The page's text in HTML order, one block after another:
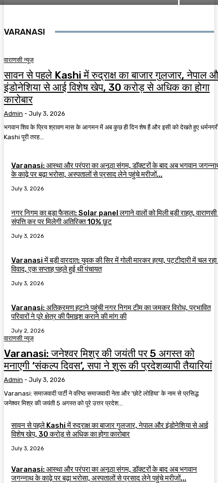
VARANASI
वाराणसी न्यूज़
सावन से पहले Kashi में रुद्राक्ष का बाजार गुलजार, नेपाल
इंडोनेशिया से आई विशेष खेप, 30 करोड़ से अधिक का होगा
कारोबार
Admin - July 3, 2026
भगवान शिव के प्रिय श्रावण मास के आगमन में अब कुछ ही दिन शेष हैं और इसी को देखते हुए
Kashi पूरी तरह...
Varanasi: आस्था और परंपरा का अनूठा संगम, डॉक्टरों के बाद अब भगवान
के काढ़े पर बढ़ा भरोसा, अस्पतालों से प्रसाद लेने पहुंचे मरीजों...
July 3, 2026
नगर निगम का बड़ा फैसला: Solar panel लगाने वालों को मिली बड़ी राहत,
संपत्ति कर पर मिलेगी अतिरिक्त 10% छूट
July 3, 2026
Varanasi में बड़ी वारदात: युवक की सिर में गोली मारकर हत्या, पट्टीदारी में चल रहा
विवाद, एक सप्ताह पहले हुई थी पंचायत
July 3, 2026
Varanasi: अतिक्रमण हटाने पहुंची नगर निगम टीम का जमकर विरोध, प्रभावित
परिवारों ने पूरे क्षेत्र की पैमाइश कराने की मांग की
July 2, 2026
वाराणसी न्यूज़
Varanasi: जनेश्वर मिश्र की जयंती पर 5 अगस्त को
मनाएगी ‘संकल्प दिवस’, सपा ने शुरू की प्रदेशव्यापी तैयारियां
Admin - July 3, 2026
Varanasi: समाजवादी पार्टी ने वरिष्ठ समाजवादी नेता और 'छोटे लोहिया' के नाम से प्रसिद्ध
जनेश्वर मिश्र की जयंती 5 अगस्त को पूरे उत्तर प्रदेश...
सावन से पहले Kashi में रुद्राक्ष का बाजार गुलजार, नेपाल और इंडोनेशिया से आई
विशेष खेप, 30 करोड़ से अधिक का होगा कारोबार
July 3, 2026
Varanasi: आस्था और परंपरा का अनूठा संगम, डॉक्टरों के बाद अब भगवान
जगन्नाथ के काढ़े पर बढ़ा भरोसा, अस्पतालों से प्रसाद लेने पहुंचे मरीजों...